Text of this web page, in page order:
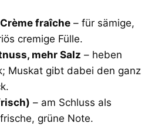
fraîche – für sämige,
cremige Fülle.
mehr Salz – heben
Muskat gibt dabei den ganz
– am Schluss als
grüne Note.